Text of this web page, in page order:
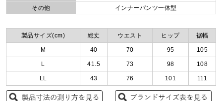
その他
インナーパンツ一体型
製品サイズ(cm) 総丈 ウエスト ヒップ 裾幅
M 40 70 95 105
L 41.5 73 98 108
LL 43 76 101 111